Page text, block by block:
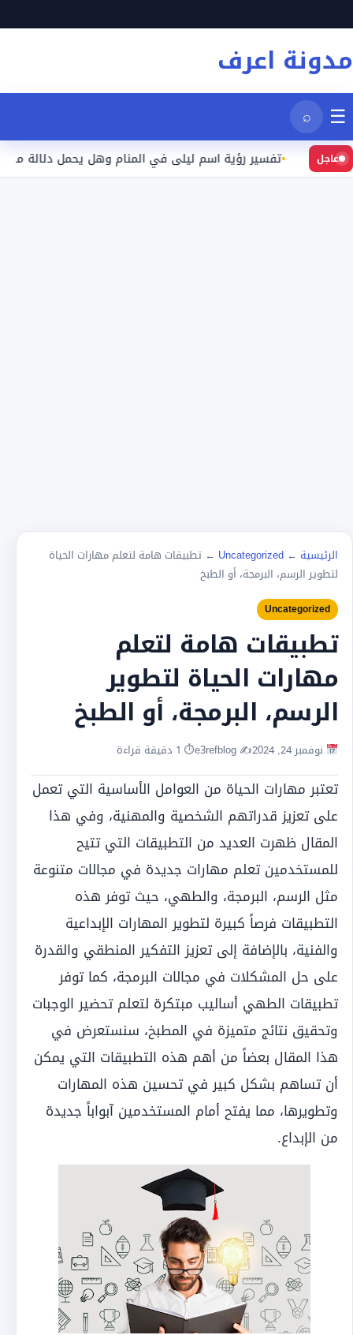
إلى
المحتوى
مدونة اعرف
☰
⌕
عاجل تفسير رؤية اسم ليلى في المنام وهل يحمل دلالة محددة؟
الرئيسية ←
Uncategorized
← تطبيقات هامة لتعلم مهارات الحياة
لتطوير الرسم، البرمجة، أو الطبخ
Uncategorized
تطبيقات هامة لتعلم
مهارات الحياة لتطوير
الرسم، البرمجة، أو الطبخ
نوفمبر 24, 2024 ✍️ e3refblog ⏱ 1 دقيقة قراءة
تعتبر مهارات الحياة من العوامل الأساسية التي تعمل
على تعزيز قدراتهم الشخصية والمهنية، وفي هذا
المقال ظهرت العديد من التطبيقات التي تتيح
للمستخدمين تعلم مهارات جديدة في مجالات متنوعة
مثل الرسم، البرمجة، والطهي، حيث توفر هذه
التطبيقات فرصاً كبيرة لتطوير المهارات الإبداعية
والفنية، بالإضافة إلى تعزيز التفكير المنطقي والقدرة
على حل المشكلات في مجالات البرمجة، كما توفر
تطبيقات الطهي أساليب مبتكرة لتعلم تحضير الوجبات
وتحقيق نتائج متميزة في المطبخ، سنستعرض في
هذا المقال بعضاً من أهم هذه التطبيقات التي يمكن
أن تساهم بشكل كبير في تحسين هذه المهارات
وتطويرها، مما يفتح أمام المستخدمين آبواباً جديدة
من الإبداع.